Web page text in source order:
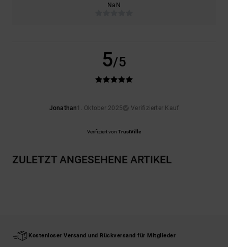
NaN
5/5
Jonathan1. Oktober 2025 Verifizierter Kauf
Verifiziert von TrustVille
ZULETZT ANGESEHENE ARTIKEL
Kostenloser Versand und Rückversand für Mitglieder